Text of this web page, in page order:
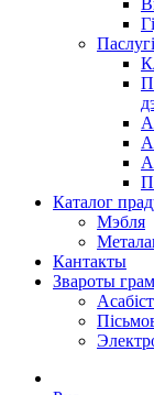
Паслугі
Каталог
Мэбля
Кантакты
Звароты